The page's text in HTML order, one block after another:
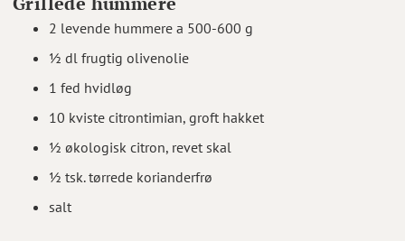
2 levende hummere a 500-600 g
½ dl frugtig olivenolie
1 fed hvidløg
10 kviste citrontimian, groft hakket
½ økologisk citron, revet skal
½ tsk. tørrede korianderfrø
salt